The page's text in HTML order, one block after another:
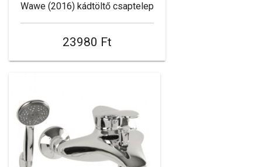
Wawe (2016) kádtöltő csaptelep
23980 Ft